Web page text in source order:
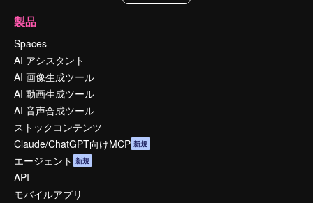
製品
Spaces
AI アシスタント
AI 画像生成ツール
AI 動画生成ツール
AI 音声合成ツール
ストックコンテンツ
Claude/ChatGPT向けMCP 新規
エージェント 新規
API
モバイルアプリ